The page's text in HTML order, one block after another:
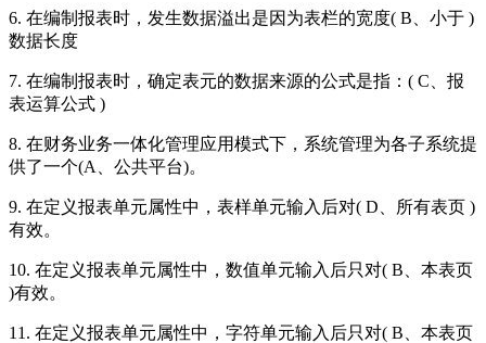
6. 在编制报表时，发生数据溢出是因为表栏的宽度( B、小于 )
数据长度
7. 在编制报表时，确定表元的数据来源的公式是指：( C、报
表运算公式 )
8. 在财务业务一体化管理应用模式下，系统管理为各子系统提
供了一个(A、公共平台)。
9. 在定义报表单元属性中，表样单元输入后对( D、所有表页 )
有效。
10. 在定义报表单元属性中，数值单元输入后只对( B、本表页
)有效。
11. 在定义报表单元属性中，字符单元输入后只对( B、本表页